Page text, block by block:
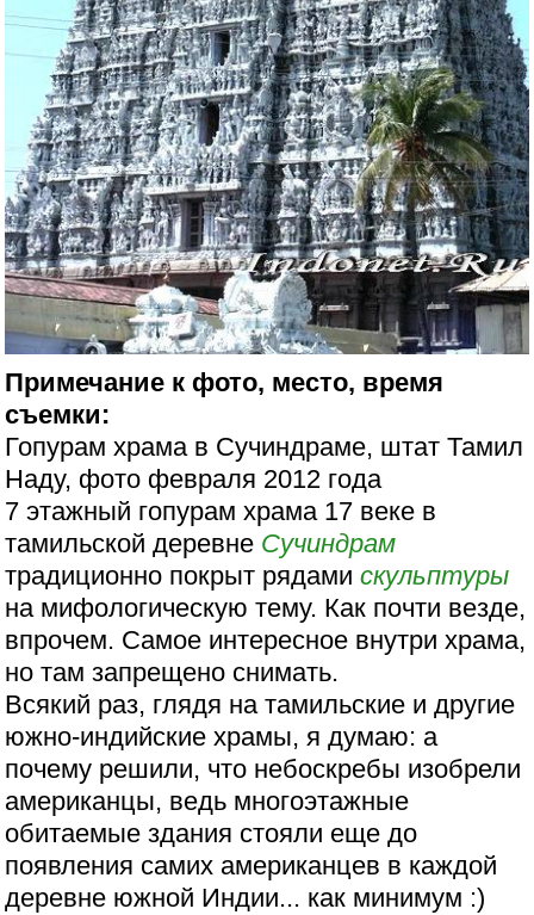
Примечание к фото, место, время
съемки:
Гопурам храма в Сучиндраме, штат Тамил
Наду, фото февраля 2012 года
7 этажный гопурам храма 17 веке в
тамильской деревне Сучиндрам
традиционно покрыт рядамискульптуры
на мифологическую тему. Как почти везде,
впрочем. Самое интересное внутри храма,
но там запрещено снимать.
Всякий раз, глядя на тамильские и другие
южно-индийские храмы, я думаю: а
почему решили, что небоскребы изобрели
американцы, ведь многоэтажные
обитаемые здания стояли еще до
появления самих американцев в каждой
деревне южной Индии... как минимум :)